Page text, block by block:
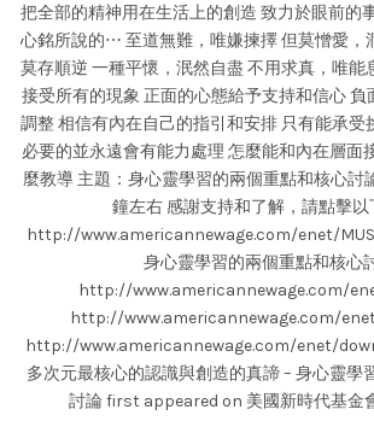
把全部的精神用在生活上的創造 致力於眼前的
心銘所說的⋯ 至道無難，唯嫌揀擇 但莫憎愛，
莫存順逆 一種平懷，泯然自盡 不用求真，唯能
接受所有的現象 正面的心態給予支持和信心 負
調整 相信有內在自己的指引和安排 只有能承受
必要的並永遠會有能力處理 怎麼能和內在層面
麼教導 主題：身心靈學習的兩個重點和核心討
鐘左右 感謝支持和了解，請點擊以
http://www.americannewage.com/enet/
身心靈學習的兩個重點和核心
http://www.americannewage.com/
http://www.americannewage.com/
http://www.americannewage.com/enet/
多次元最核心的認識與創造的真諦 – 身心靈學
討論 first appeared on 美國新時代基金